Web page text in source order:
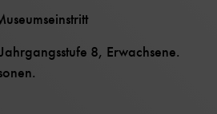
8, Erwachsene.